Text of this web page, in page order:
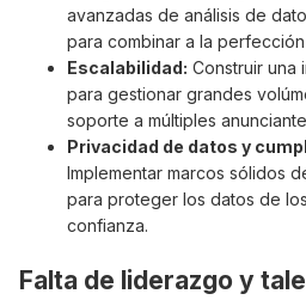
avanzadas de análisis de
para combinar a la
Escalabilidad: Construir una
para gestionar grandes
soporte a múltiples
Privacidad de datos y
Implementar marcos sólidos
para proteger los datos de
confianza.
Falta de liderazgo y